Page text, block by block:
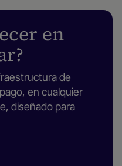
en
de
en cualquier
diseñado para